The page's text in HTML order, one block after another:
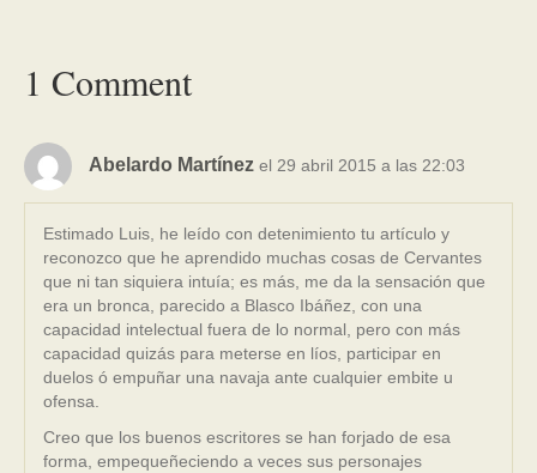
1 Comment
Abelardo Martínez el 29 abril 2015 a las 22:03
Estimado Luis, he leído con detenimiento tu artículo y
reconozco que he aprendido muchas cosas de Cervantes
que ni tan siquiera intuía; es más, me da la sensación que
era un bronca, parecido a Blasco Ibáñez, con una
capacidad intelectual fuera de lo normal, pero con más
capacidad quizás para meterse en líos, participar en
duelos ó empuñar una navaja ante cualquier embite u
ofensa.
Creo que los buenos escritores se han forjado de esa
forma, empequeñeciendo a veces sus personajes